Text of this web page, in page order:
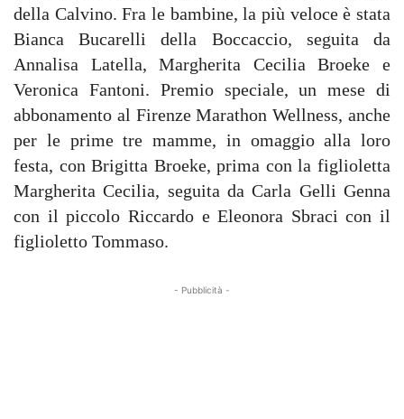
della Calvino. Fra le bambine, la più veloce è stata
Bianca Bucarelli della Boccaccio, seguita da
Annalisa Latella, Margherita Cecilia Broeke e
Veronica Fantoni. Premio speciale, un mese di
abbonamento al Firenze Marathon Wellness, anche
per le prime tre mamme, in omaggio alla loro
festa, con Brigitta Broeke, prima con la figlioletta
Margherita Cecilia, seguita da Carla Gelli Genna
con il piccolo Riccardo e Eleonora Sbraci con il
figlioletto Tommaso.
- Pubblicità -